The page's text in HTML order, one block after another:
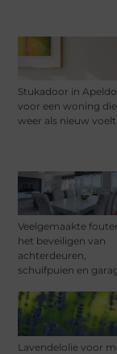
Stukadoor in
voor een woning die
weer als nieuw voelt
Veelgemaakte
het beveiligen van
achterdeuren,
schuifpuien en
Lavendelolie voor